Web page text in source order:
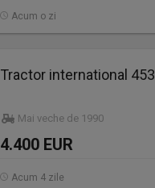
Acum o zi
Tractor international 453
Mai veche de 1990
4.400 EUR
Acum 4 zile